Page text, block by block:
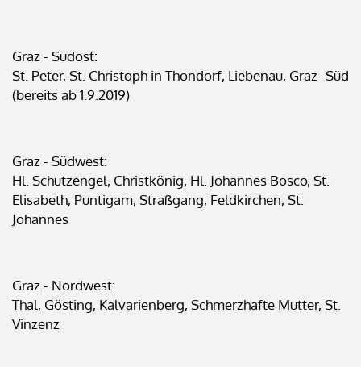
Graz - Südost:
St. Peter, St. Christoph in Thondorf, Liebenau, Graz -Süd
(bereits ab 1.9.2019)
Graz - Südwest:
Hl. Schutzengel, Christkönig, Hl. Johannes Bosco, St.
Elisabeth, Puntigam, Straßgang, Feldkirchen, St.
Johannes
Graz - Nordwest:
Thal, Gösting, Kalvarienberg, Schmerzhafte Mutter, St.
Vinzenz